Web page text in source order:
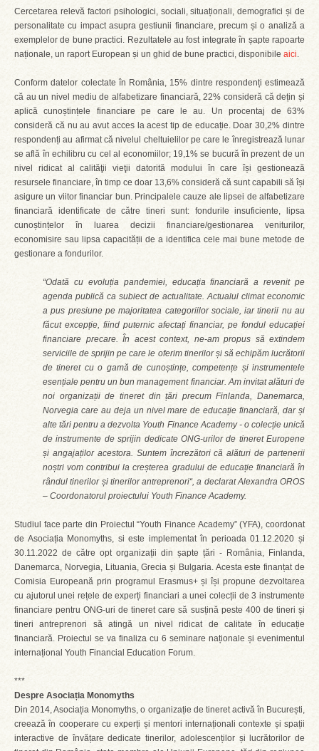
Cercetarea relevă factori psihologici, sociali, situaționali, demografici și de
personalitate cu impact asupra gestiunii financiare, precum și o analiză a
exemplelor de bune practici. Rezultatele au fost integrate în șapte rapoarte
naționale, un raport European și un ghid de bune practici, disponibile aici.
Conform datelor colectate în România, 15% dintre respondenți estimează
că au un nivel mediu de alfabetizare financiară, 22% consideră că dețin și
aplică cunoștințele financiare pe care le au. Un procentaj de 63%
consideră că nu au avut acces la acest tip de educație. Doar 30,2% dintre
respondenți au afirmat că nivelul cheltuielilor pe care le înregistrează lunar
se află în echilibru cu cel al economiilor; 19,1% se bucură în prezent de un
nivel ridicat al calităţii vieţii datorită modului în care își gestionează
resursele financiare, în timp ce doar 13,6% consideră că sunt capabili să își
asigure un viitor financiar bun. Principalele cauze ale lipsei de alfabetizare
financiară identificate de către tineri sunt: fondurile insuficiente, lipsa
cunoștințelor în luarea decizii financiare/gestionarea veniturilor,
economisire sau lipsa capacității de a identifica cele mai bune metode de
gestionare a fondurilor.
“Odată cu evoluția pandemiei, educația financiară a revenit pe
agenda publică ca subiect de actualitate. Actualul climat economic
a pus presiune pe majoritatea categoriilor sociale, iar tinerii nu au
făcut excepție, fiind puternic afectați financiar, pe fondul educației
financiare precare. În acest context, ne-am propus să extindem
serviciile de sprijin pe care le oferim tinerilor și să echipăm lucrătorii
de tineret cu o gamă de cunoștințe, competențe și instrumentele
esențiale pentru un bun management financiar. Am invitat alături de
noi organizații de tineret din țări precum Finlanda, Danemarca,
Norvegia care au deja un nivel mare de educație financiară, dar și
alte tări pentru a dezvolta Youth Finance Academy - o colecție unică
de instrumente de sprijin dedicate ONG-urilor de tineret Europene
și angajaților acestora. Suntem încrezători că alături de partenerii
noștri vom contribui la creșterea gradului de educație financiară în
rândul tinerilor și tinerilor antreprenori“, a declarat Alexandra OROS
– Coordonatorul proiectului Youth Finance Academy.
Studiul face parte din Proiectul “Youth Finance Academy” (YFA), coordonat
de Asociația Monomyths, si este implementat în perioada 01.12.2020 și
30.11.2022 de către opt organizații din șapte țări - România, Finlanda,
Danemarca, Norvegia, Lituania, Grecia și Bulgaria. Acesta este finanțat de
Comisia Europeană prin programul Erasmus+ și își propune dezvoltarea
cu ajutorul unei rețele de experți financiari a unei colecții de 3 instrumente
financiare pentru ONG-uri de tineret care să susțină peste 400 de tineri și
tineri antreprenori să atingă un nivel ridicat de calitate în educație
financiară. Proiectul se va finaliza cu 6 seminare naționale și evenimentul
internațional Youth Financial Education Forum.
***
Despre Asociația Monomyths
Din 2014, Asociația Monomyths, o organizație de tineret activă în București,
creează în cooperare cu experți și mentori internaționali contexte și spații
interactive de învățare dedicate tinerilor, adolescenților și lucrătorilor de